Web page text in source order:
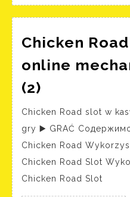
Chicken
online
(2)
slot
w
kasynie
online
Chicken Road slot w
gry ▶️ GRAĆ
Chicken Road
Chicken Road Slot
Chicken Road Slot